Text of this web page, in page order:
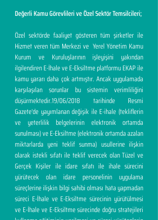
Değerli Kamu Görevlileri ve Özel Sektör Temsilcileri;
Özel sektörde faaliyet gösteren tüm şirketler ile
Hizmet veren tüm Merkezi ve Yerel Yönetim Kamu
Kurum ve Kuruluşlarının işleyişini yakından
ilgilendiren E-İhale ve E-Eksiltme platformu EKAP ile
kamu yararı daha çok artmıştır. Ancak uygulamada
karşılaşılan sorunlar bu sistemin verimliliğini
düşürmektedir.19/06/2018 tarihinde Resmi
Gazete'de yayımlanan değişik ile E-ihale (tekliflerin
ve yeterlilik belgelerinin elektronik ortamda
sunulması) ve E-Eksiltme (elektronik ortamda azalan
miktarlarda yeni teklif sunma) usullerine ilişkin
olarak istekli sıfatı ile teklif verecek olan Tüzel ve
Gerçek Kişiler ile idare sıfatı ile ihale sürecini
yürütecek olan idare personelinin uygulama
süreçlerine ilişkin bilgi sahibi olması hata yapmadan
süreci E-İhale ve E-Eksiltme sürecinin yürütülmesi
ve E-İhale ve E-Eksiltme sürecinde doğru stratejileri